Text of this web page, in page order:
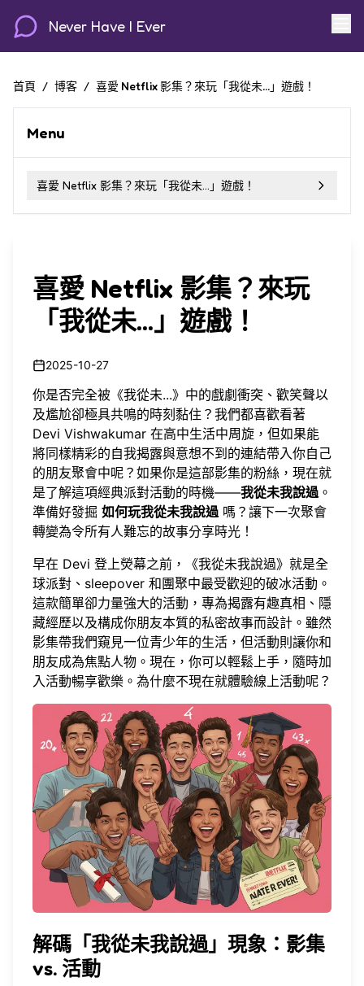
Never Have I Ever
首頁 / 博客 / 喜愛 Netflix 影集？來玩「我從未...」遊戲！
Menu
喜愛 Netflix 影集？來玩「我從未...」遊戲！
喜愛 Netflix 影集？來玩
「我從未...」遊戲！
2025-10-27
你是否完全被《我從未...》中的戲劇衝突、歡笑聲以
及尷尬卻極具共鳴的時刻黏住？我們都喜歡看著
Devi Vishwakumar 在高中生活中周旋，但如果能
將同樣精彩的自我揭露與意想不到的連結帶入你自己
的朋友聚會中呢？如果你是這部影集的粉絲，現在就
是了解這項經典派對活動的時機——我從未我說過 。
準備好發掘 如何玩我從未我說過 嗎？讓下一次聚會
轉變為令所有人難忘的故事分享時光！
早在 Devi 登上熒幕之前，《我從未我說過》就是全
球派對、sleepover 和團聚中最受歡迎的破冰活動。
這款簡單卻力量強大的活動，專為揭露有趣真相、隱
藏經歷以及構成你朋友本質的私密故事而設計。雖然
影集帶我們窺見一位青少年的生活，但活動則讓你和
朋友成為焦點人物。現在，你可以輕鬆上手，隨時加
入活動暢享歡樂。為什麼不現在就體驗線上活動呢？
解碼「我從未我說過」現象：影集
vs. 活動